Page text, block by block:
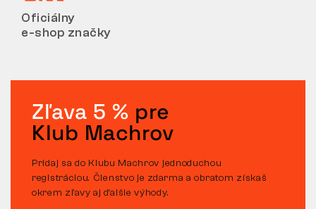
Oficiálny
e-shop značky
Zľava 5 % pre
Klub Machrov
Pridaj sa do Klubu Machrov jednoduchou
registráciou. Členstvo je zdarma a obratom získaš
okrem zľavy aj ďalšie výhody.